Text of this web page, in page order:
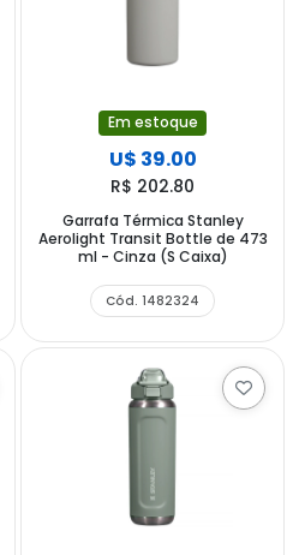
Em estoque
U$ 39.00
R$ 202.80
Garrafa Térmica Stanley
Aerolight Transit Bottle de 473
ml - Cinza (S Caixa)
Cód. 1482324